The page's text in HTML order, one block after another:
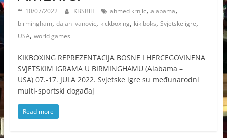
10/07/2022 KBSBiH ahmed krnjic, alabama,
birmingham, dajan ivanovic, kickboxing, kik boks, Svjetske igre,
USA, world games
KIKBOXING REPREZENTACIJA BOSNE I HERCEGOVINENA
SVJETSKIM IGRAMA U BIRMINGHAMU (Alabama –
USA) 07.-17. JULA 2022. Svjetske igre su međunarodni
multi-sportski događaj
Read more